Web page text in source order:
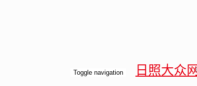
Toggle navigation 日照大众